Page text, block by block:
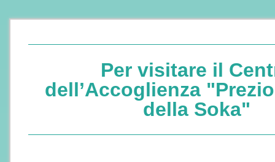
Per visitare il
dell’Accoglienza
della Soka"